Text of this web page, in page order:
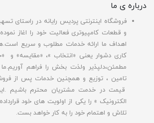
درباره ی ما
فروشگاه اینترنتی پردیس رایانه در راستای
و قطعات کامپیوتری فعالیت خود را اغاز
اهداف ما ارائه خدمات مطلوب و سریع
کاری دشوار یعنی «انتخاب »، «مقایسه» و
مطمئن،دلپذیر ولذت بخش را فراهم
تامین ، توزیع و همچنین خدمات پس از
قیمت در خدمت مشتریان محترم باشیم
الکترونیک » را یکی از اولویت های خود
تلاش و اهتمام خود را به کار خواهد بست.